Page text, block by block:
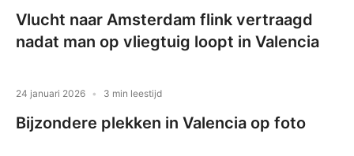
Vlucht naar Amsterdam flink vertraagd
nadat man op vliegtuig loopt in Valencia
24 januari 2026 3 min leestijd
Bijzondere plekken in Valencia op foto